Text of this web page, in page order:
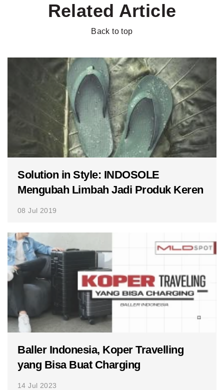
Related Article
Back to top
Solution in Style: INDOSOLE
Mengubah Limbah Jadi Produk Keren
08 Jul 2019
Baller Indonesia, Koper Travelling
yang Bisa Buat Charging
14 Jul 2023